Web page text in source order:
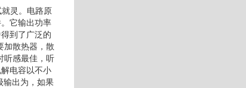
灵。电路原
它输出功率
到了广泛的
加散热器，散
听感最佳，听
电容以不小
输出为，如果